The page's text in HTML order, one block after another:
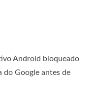
Android bloqueado
do Google antes de